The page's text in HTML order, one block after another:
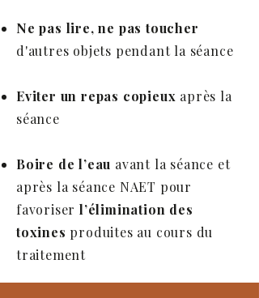
Ne pas lire, ne pas toucher
d'autres objets pendant la séance
Eviter un repas copieux après la
séance
Boire de l’eau avant la séance et
après la séance NAET pour
favoriserl’élimination des
toxines produites au cours du
traitement